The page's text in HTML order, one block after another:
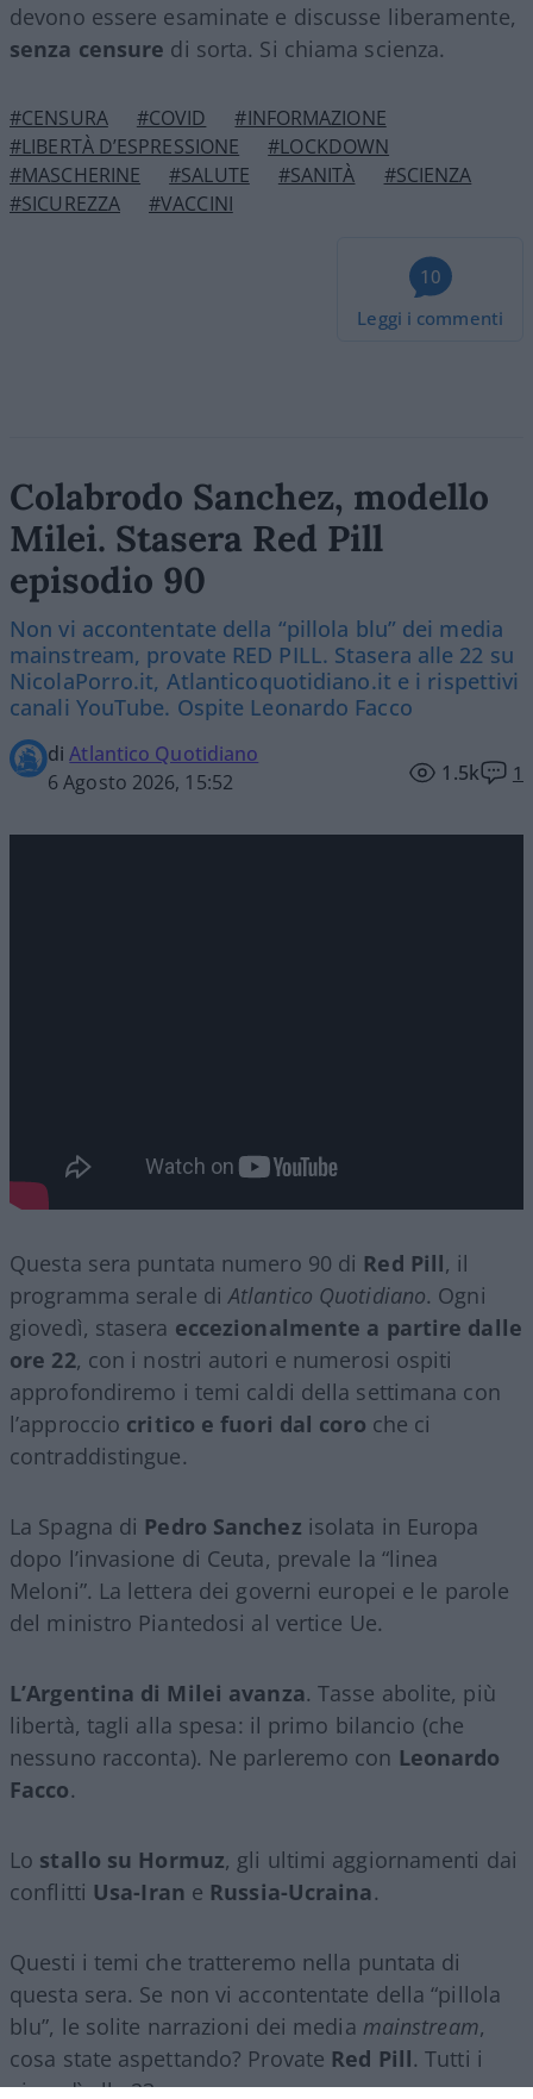
devono essere esaminate e discusse liberamente,
senza censure di sorta. Si chiama scienza.
#CENSURA #COVID
#INFORMAZIONE
#LIBERTÀ D’ESPRESSIONE
#LOCKDOWN
#MASCHERINE
#SALUTE #SANITÀ
#SCIENZA
#SICUREZZA
#VACCINI
10
Leggi i commenti
Colabrodo Sanchez, modello
Milei. Stasera Red Pill
episodio 90
Non vi accontentate della “pillola blu” dei media
mainstream, provate RED PILL. Stasera alle 22 su
NicolaPorro.it, Atlanticoquotidiano.it e i rispettivi
canali YouTube. Ospite Leonardo Facco
diAtlantico Quotidiano
6 Agosto 2026, 15:52
1.5k 1
Questa sera puntata numero 90 di Red Pill, il
programma serale diAtlantico Quotidiano. Ogni
giovedì, stasera eccezionalmente a partire dalle
ore 22, con i nostri autori e numerosi ospiti
approfondiremo i temi caldi della settimana con
l’approccio critico e fuori dal coro che ci
contraddistingue.
La Spagna di Pedro Sanchez isolata in Europa
dopo l’invasione di Ceuta, prevale la “linea
Meloni”. La lettera dei governi europei e le parole
del ministro Piantedosi al vertice Ue.
L’Argentina di Milei avanza. Tasse abolite, più
libertà, tagli alla spesa: il primo bilancio (che
nessuno racconta). Ne parleremo con Leonardo
Facco.
Lo stallo su Hormuz, gli ultimi aggiornamenti dai
conflitti Usa-Iran e Russia-Ucraina.
Questi i temi che tratteremo nella puntata di
questa sera. Se non vi accontentate della “pillola
blu”, le solite narrazioni dei media mainstream,
cosa state aspettando? Provate Red Pill. Tutti i
giovedì alle 23